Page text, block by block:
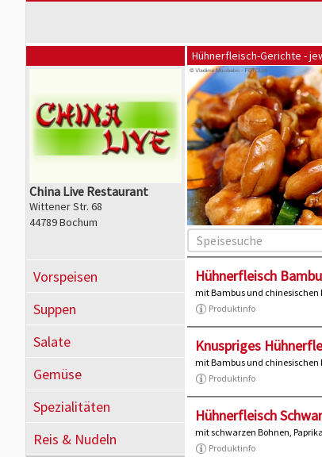
China Live Restaurant
Wittener Str. 68
44789 Bochum
Vorspeisen
Suppen
Salate
Gemüse
Spezialitäten
Reis & Nudeln
Hühnerfleisch-Gerichte -
Hühnerfleisch
mit Bambus und chinesischen
Produktinfo
Knuspriges
mit Bambus und chinesischen
Produktinfo
Hühnerfleisch
mit schwarzen Bohnen,
Produktinfo